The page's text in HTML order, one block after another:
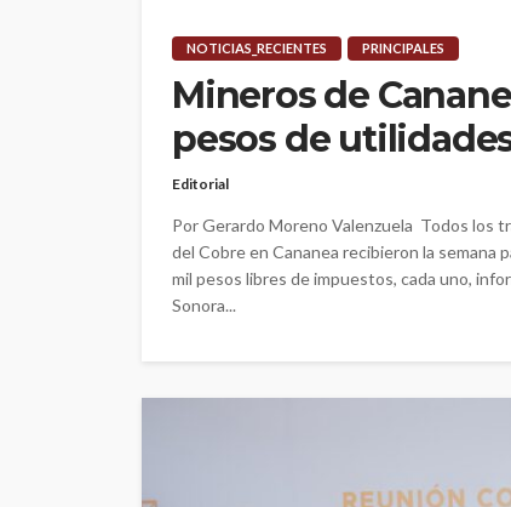
NOTICIAS_RECIENTES PRINCIPALES
Mineros de
pesos de
Editorial
Por Gerardo Moreno Valenzuela Todos los
del Cobre en Cananea recibieron la semana
mil pesos libres de impuestos, cada uno,
Sonora...